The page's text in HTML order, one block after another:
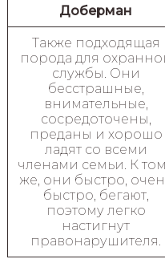
Доберман
Также подходящая
порода для
службы. Они
бесстрашные,
внимательные,
сосредоточены,
преданы и хорошо
ладят со всеми
членами семьи. К
же, они быстро,
быстро, бегают,
поэтому легко
настигнут
правонарушителя.